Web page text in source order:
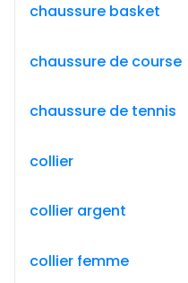
chaussure basket
chaussure de course
chaussure de tennis
collier
collier argent
collier femme